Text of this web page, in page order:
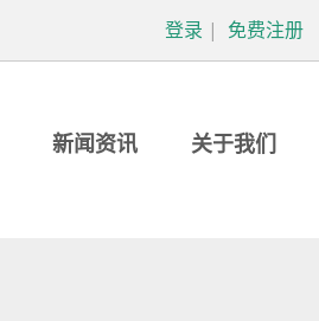
登录 | 免费注册
新闻资讯 关于我们